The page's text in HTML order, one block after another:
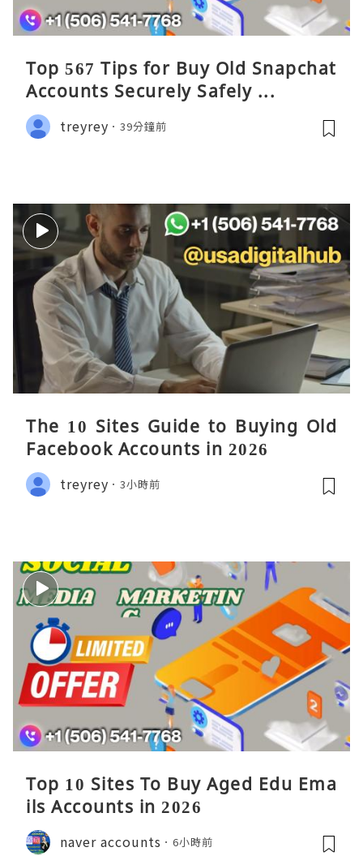
Top 567 Tips for Buy Old Snapchat
Accounts Securely Safely ...
treyrey 39分鐘前
The 10 Sites Guide to Buying Old
Facebook Accounts in 2026
treyrey 3小時前
Top 10 Sites To Buy Aged Edu Ema
ils Accounts in 2026
naver accounts 6小時前